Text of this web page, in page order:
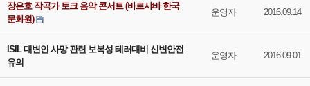
장은호 작곡가 토크 음악 콘서트 (바르샤바 한국
문화원)
운영자 2016.09.14
ISIL 대변인 사망 관련 보복성 테러대비 신변안전
유의
운영자 2016.09.01